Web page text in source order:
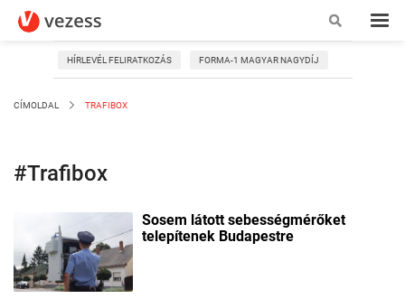
HÍRLEVÉL FELIRATKOZÁS FORMA-1 MAGYAR NAGYDÍJ
CÍMOLDAL TRAFIBOX
#Trafibox
Sosem látott sebességmérőket
telepítenek Budapestre